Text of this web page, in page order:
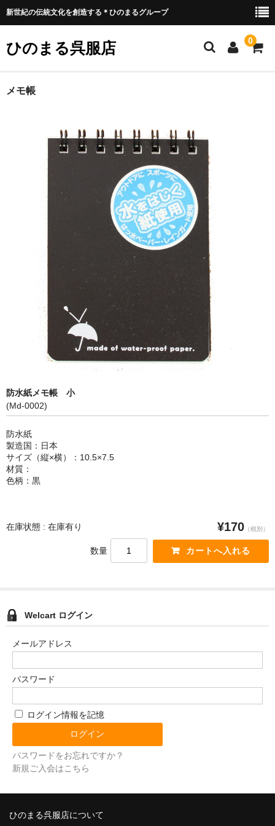
新世紀の伝統文化を創造する＊ひのまるグループ
ひのまる呉服店 0
ホーム
お好みプリント
お好みプリント 例1
ミリタリー部
ウェア類
バッグ類
メモ帳
防水紙メモ帳 小
(Md-0002)
防水紙
製造国：日本
サイズ（縦×横）：10.5×7.5
材質：
色柄：黒
在庫状態 : 在庫有り ¥170 （税別）
数量
Welcart ログイン
メールアドレス
パスワード
ログイン情報を記憶
パスワードをお忘れですか？
新規ご入会はこちら
ひのまる呉服店について